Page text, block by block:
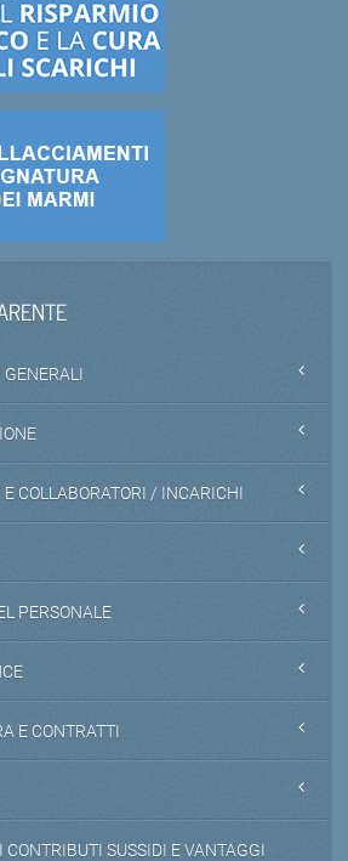
GENERALI
E COLLABORATORI / INCARICHI
PERSONALE
E CONTRATTI
CONTRIBUTI SUSSIDI E VANTAGGI